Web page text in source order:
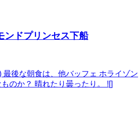
ンドプリンセス下船
最後な朝食は、他バッフェ ホライゾン
のか？ 晴れたり曇ったり。 ![]